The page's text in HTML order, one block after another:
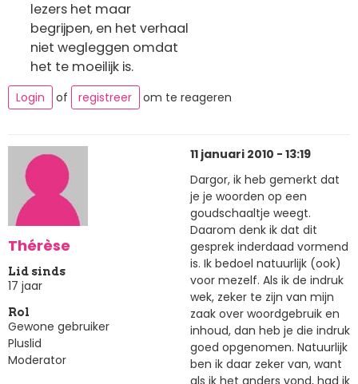
lezers het maar
begrijpen, en het verhaal
niet wegleggen omdat
het te moeilijk is.
Login of registreer om te reageren
Thérèse
Lid sinds
17 jaar
Rol
Gewone gebruiker
Pluslid
Moderator
11 januari 2010 - 13:19
Dargor, ik heb gemerkt dat
je je woorden op een
goudschaaltje weegt.
Daarom denk ik dat dit
gesprek inderdaad vormend
is. Ik bedoel natuurlijk (ook)
voor mezelf. Als ik de indruk
wek, zeker te zijn van mijn
zaak over woordgebruik en
inhoud, dan heb je die indruk
goed opgenomen. Natuurlijk
ben ik daar zeker van, want
als ik het anders vond, had ik